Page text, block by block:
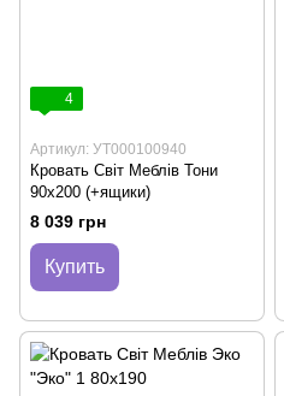
4
Артикул: УТ000100940
Кровать Світ Меблів Тони
90х200 (+ящики)
8 039 грн
Купить